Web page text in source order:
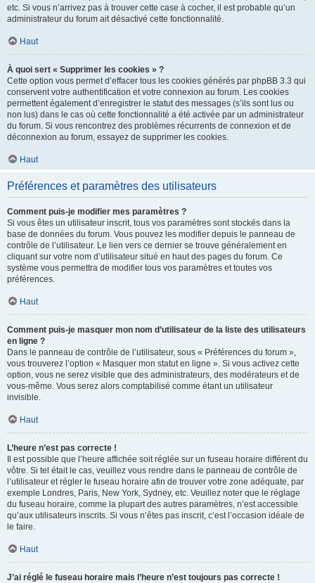
etc. Si vous n’arrivez pas à trouver cette case à cocher, il est probable qu’un
administrateur du forum ait désactivé cette fonctionnalité.
Haut
À quoi sert « Supprimer les cookies » ?
Cette option vous permet d’effacer tous les cookies générés par phpBB 3.3 qui
conservent votre authentification et votre connexion au forum. Les cookies
permettent également d’enregistrer le statut des messages (s’ils sont lus ou
non lus) dans le cas où cette fonctionnalité a été activée par un administrateur
du forum. Si vous rencontrez des problèmes récurrents de connexion et de
déconnexion au forum, essayez de supprimer les cookies.
Haut
Préférences et paramètres des utilisateurs
Comment puis-je modifier mes paramètres ?
Si vous êtes un utilisateur inscrit, tous vos paramètres sont stockés dans la
base de données du forum. Vous pouvez les modifier depuis le panneau de
contrôle de l’utilisateur. Le lien vers ce dernier se trouve généralement en
cliquant sur votre nom d’utilisateur situé en haut des pages du forum. Ce
système vous permettra de modifier tous vos paramètres et toutes vos
préférences.
Haut
Comment puis-je masquer mon nom d’utilisateur de la liste des utilisateurs
en ligne ?
Dans le panneau de contrôle de l’utilisateur, sous « Préférences du forum »,
vous trouverez l’option « Masquer mon statut en ligne ». Si vous activez cette
option, vous ne serez visible que des administrateurs, des modérateurs et de
vous-même. Vous serez alors comptabilisé comme étant un utilisateur
invisible.
Haut
L’heure n’est pas correcte !
Il est possible que l’heure affichée soit réglée sur un fuseau horaire différent du
vôtre. Si tel était le cas, veuillez vous rendre dans le panneau de contrôle de
l’utilisateur et régler le fuseau horaire afin de trouver votre zone adéquate, par
exemple Londres, Paris, New York, Sydney, etc. Veuillez noter que le réglage
du fuseau horaire, comme la plupart des autres paramètres, n’est accessible
qu’aux utilisateurs inscrits. Si vous n’êtes pas inscrit, c’est l’occasion idéale de
le faire.
Haut
J’ai réglé le fuseau horaire mais l’heure n’est toujours pas correcte !